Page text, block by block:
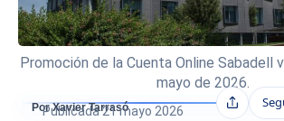
Promoción de la Cuenta Online Sabadell
mayo de 2026.
Por Xavier Tarrasó
Publicada21 mayo 2026